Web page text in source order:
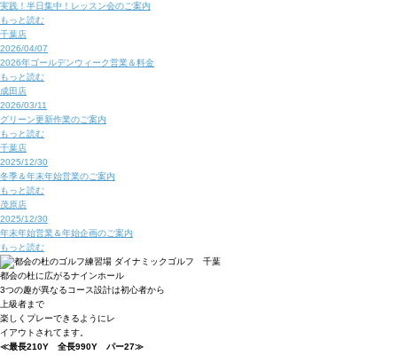
実践！半日集中！レッスン会のご案内
もっと読む
千葉店
2026/04/07
2026年ゴールデンウィーク営業＆料金
もっと読む
成田店
2026/03/11
グリーン更新作業のご案内
もっと読む
千葉店
2025/12/30
冬季＆年末年始営業のご案内
もっと読む
茂原店
2025/12/30
年末年始営業＆年始企画のご案内
もっと読む
都会の杜に広がるナインホール
3つの趣が異なるコース設計は初心者から
上級者まで
楽しくプレーできるようにレ
イアウトされてます。
≪最長210Y 全長990Y パー27≫